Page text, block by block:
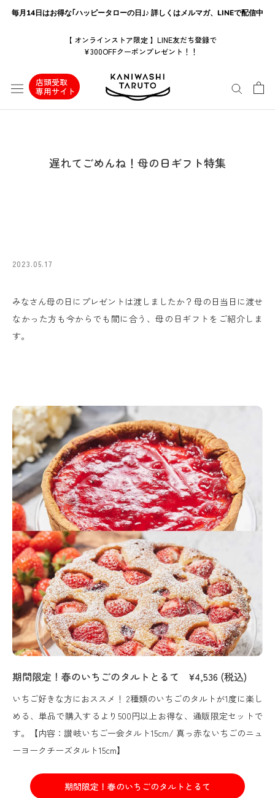
毎月14日はお得な｢ハッピータローの日｣♪ 詳しくはメルマガ、LINEで配信中
【 オンラインストア限定 】LINE友だち登録で
¥300OFFクーポンプレゼント！！
店頭受取
専用サイト
遅れてごめんね！母の日ギフト特集
2023.05.17
みなさん母の日にプレゼントは渡しましたか？母の日当日に渡せ
なかった方も今からでも間に合う、母の日ギフトをご紹介しま
す。
期間限定！春のいちごのタルトとるて ¥4,536 (税込)
いちご好きな方におススメ！ 2種類のいちごのタルトが1度に楽し
める、単品で購入するより500円以上お得な、通販限定セットで
す。【内容：讃岐いちご一会タルト15cm/ 真っ赤ないちごのニュ
ーヨークチーズタルト15cm】
期間限定！春のいちごのタルトとるて